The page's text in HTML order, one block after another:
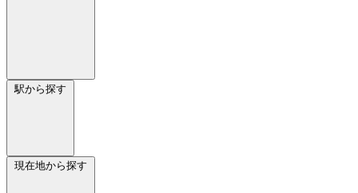
駅から探す
現在地から探す